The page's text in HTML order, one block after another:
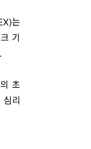
는
기
초
리